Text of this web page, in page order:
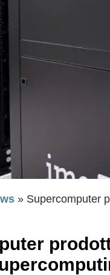
» Supercomputer